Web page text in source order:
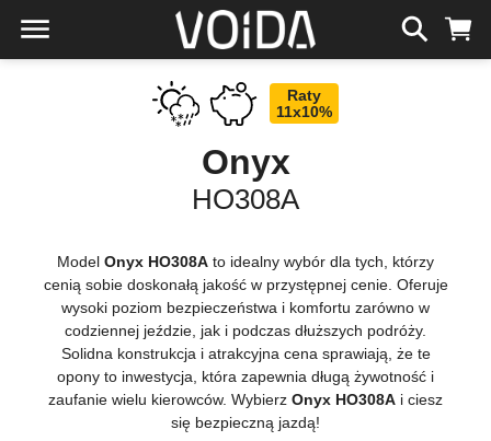
Raty
11x10%
Onyx
HO308A
Model Onyx HO308A to idealny wybór dla tych, którzy
cenią sobie doskonałą jakość w przystępnej cenie. Oferuje
wysoki poziom bezpieczeństwa i komfortu zarówno w
codziennej jeździe, jak i podczas dłuższych podróży.
Solidna konstrukcja i atrakcyjna cena sprawiają, że te
opony to inwestycja, która zapewnia długą żywotność i
zaufanie wielu kierowców. Wybierz Onyx HO308A i ciesz
się bezpieczną jazdą!